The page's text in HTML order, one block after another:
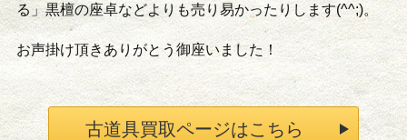
る」黒檀の座卓などよりも売り易かったりします(^^;)。
お声掛け頂きありがとう御座いました！
古道具買取ページはこちら